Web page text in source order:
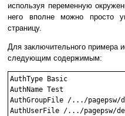
используя переменную
него вполне можно просто
страницу.
Для заключительного примера
следующим содержимым:
AuthType Basic
AuthName Test
AuthGroupFile /.../pagepsw/
AuthUserFile /.../pagepsw/